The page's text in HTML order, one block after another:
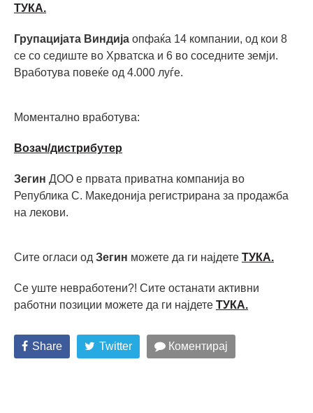
ТУКА.
Групацијата Виндија опфаќа 14 компании, од кои 8
се со седиште во Хрватска и 6 во соседните земји.
Вработува повеќе од 4.000 луѓе.
Моментално вработува:
Возач/дистрибутер
Зегин ДОО е првата приватна компанија во
Република С. Македонија регистрирана за продажба
на лекови.
Сите огласи од Зегин можете да ги најдете ТУКА.
Се уште невработени?! Сите останати активни
работни позиции можете да ги најдете ТУКА.
Share Twitter Коментирај